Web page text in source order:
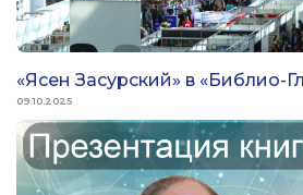
«Ясен Засурский» в «Библио-
09.10.2025